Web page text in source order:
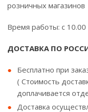
розничных магазинов
Время работы: с
ДОСТАВКА ПО
Бесплатно при
( Стоимость
доплачивается
Доставка